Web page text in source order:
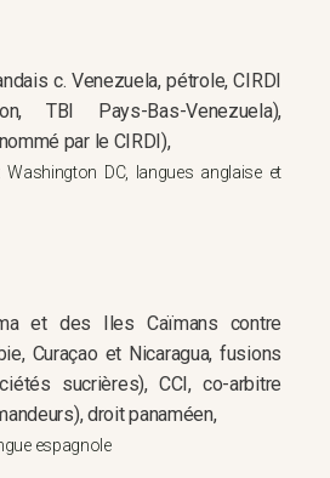
c. Venezuela, pétrole, CIRDI
TBI Pays-Bas-Venezuela),
par le CIRDI),
Washington DC, langues anglaise et
et des Iles Caïmans contre
Curaçao et Nicaragua, fusions
sucrières), CCI, co-arbitre
droit panaméen,
espagnole